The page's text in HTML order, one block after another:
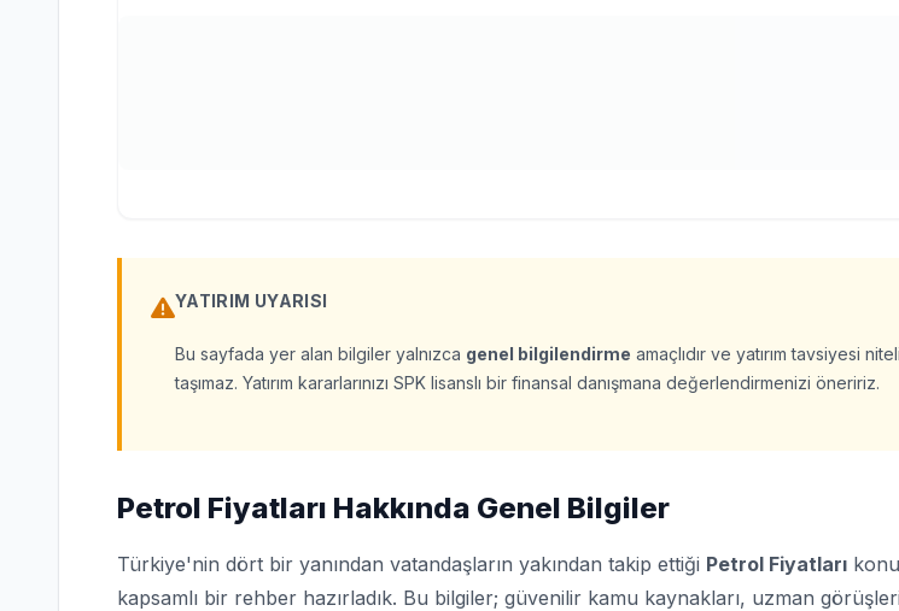
YATIRIM UYARISI
Bu sayfada yer alan bilgiler yalnızca genel bilgilendirme amaçlıdır ve yatırım tavsiyesi
taşımaz. Yatırım kararlarınızı SPK lisanslı bir finansal danışmana değerlendirmenizi öneririz.
Petrol Fiyatları Hakkında Genel Bilgiler
Türkiye'nin dört bir yanından vatandaşların yakından takip ettiği Petrol Fiyatları
kapsamlı bir rehber hazırladık. Bu bilgiler; güvenilir kamu kaynakları, uzman